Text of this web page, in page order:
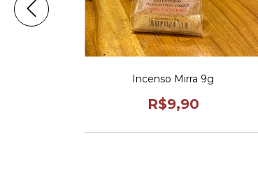
Incenso Mirra 9g
R$9,90